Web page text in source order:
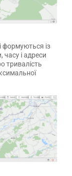
формуються із
часу і адреси
тривалість